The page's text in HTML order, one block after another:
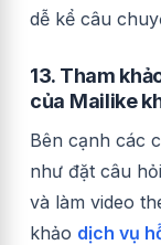
dễ kể câu
13. Tham
của Mailike
Bên cạnh các
như đặt câu
và làm video
khảo dịch vụ